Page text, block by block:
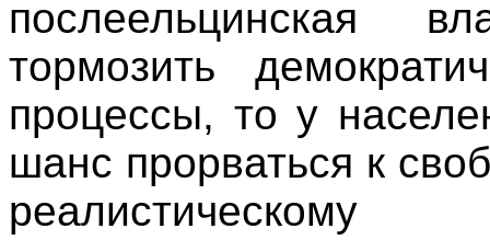
послеельцинская
тормозить
процессы, то у
шанс прорваться к